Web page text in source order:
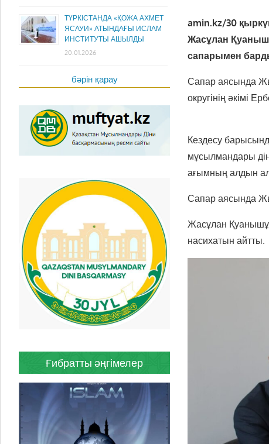
amin.kz/30
Жасұлан
сапарымен
Сапар аясында
округінің әкімі
Кездесу
мұсылмандары
ағымның алдын
Сапар аясында
Жасұлан
насихатын айтты.
ТҮРКІСТАНДА «ҚОЖА АХМЕТ
ЯСАУИ» АТЫНДАҒЫ ИСЛАМ
ИНСТИТУТЫ АШЫЛДЫ
20.01.2026
бәрін қарау
Ғибратты әңгімелер